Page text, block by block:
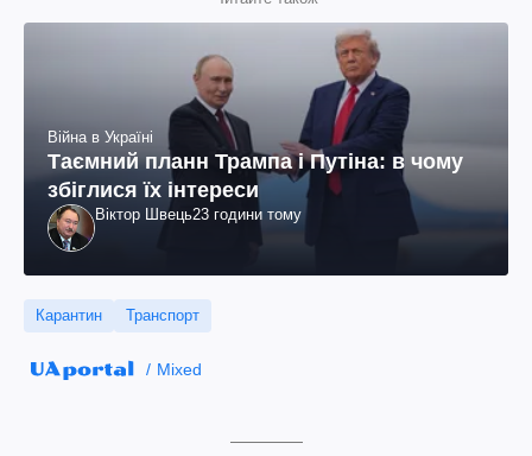
Війна в Україні
Таємний планн Трампа і Путіна: в чому
збіглися їх інтереси
Віктор Швець23 години тому
Карантин Транспорт
Mixed